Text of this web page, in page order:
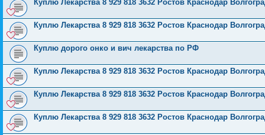
Куплю Лекарства 8 929 818 3632 Ростов Краснодар
Куплю Лекарства 8 929 818 3632 Ростов Краснодар
Куплю дорого онко и вич лекарства по РФ
Куплю Лекарства 8 929 818 3632 Ростов Краснодар
Куплю Лекарства 8 929 818 3632 Ростов Краснодар
Куплю Лекарства 8 929 818 3632 Ростов Краснодар